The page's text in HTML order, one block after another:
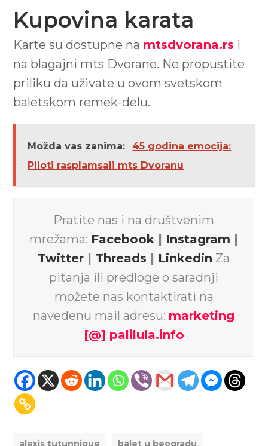
Kupovina karata
Karte su dostupne na mtsdvorana.rs i
na blagajni mts Dvorane. Ne propustite
priliku da uživate u ovom svetskom
baletskom remek-delu.
Možda vas zanima:
45 godina emocija:
Piloti rasplamsali mts Dvoranu
Pratite nas i na društvenim
mrežama: Facebook | Instagram |
Twitter | Threads | Linkedin Za
pitanja ili predloge o saradnji
možete nas kontaktirati na
navedenu mail adresu: marketing
[@] palilula.info
alexis tutunnique balet u beogradu